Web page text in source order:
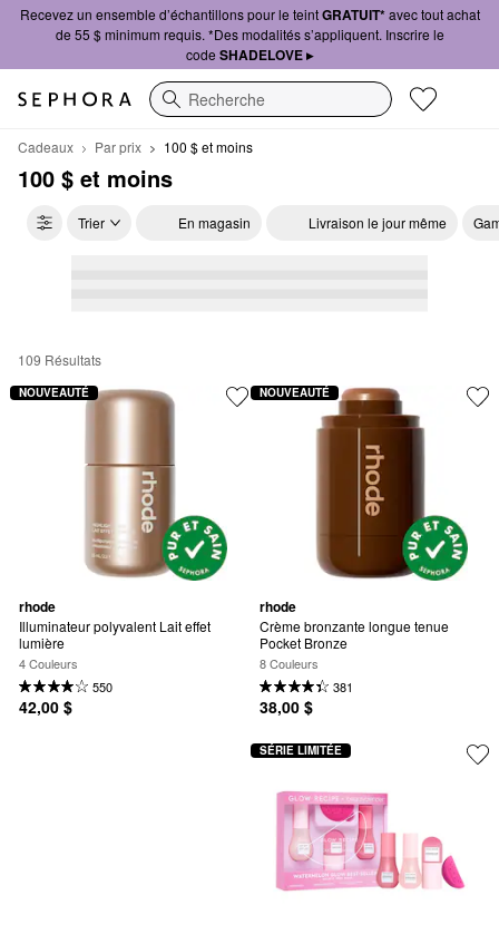
Recevez un ensemble d’échantillons pour le teintGRATUIT*avec tout achat
de 55 $ minimum requis. *Des modalités s’appliquent. Inscrire le
code SHADELOVE ▸
Recherche
Cadeaux Par prix 100 $ et moins
100 $ et moins
Trier En magasin Livraison le jour même
100 $ et moins
109 Résultats
rhode
Illuminateur polyvalent Lait effet
lumière
4 Couleurs
550
42,00 $
NOUVEAUTÉ
rhode
Crème bronzante longue tenue
Pocket Bronze
8 Couleurs
381
38,00 $
NOUVEAUTÉ
SÉRIE LIMITÉE